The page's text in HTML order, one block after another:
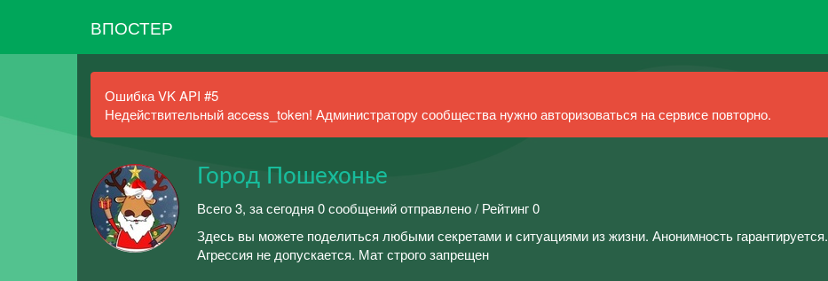
ВПОСТЕР
Ошибка VK API #5
Недействительный access_token! Администратору сообщества нужно авторизоваться на сервисе повторно.
Город Пошехонье
Всего 3, за сегодня 0 сообщений отправлено / Рейтинг 0
Здесь вы можете поделиться любыми секретами и ситуациями из жизни. Анонимность гарантируется.
Агрессия не допускается. Мат строго запрещен